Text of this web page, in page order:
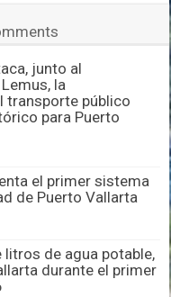
junto al
la
transporte público
para Puerto
el primer sistema
de Puerto Vallarta
de agua potable,
durante el primer